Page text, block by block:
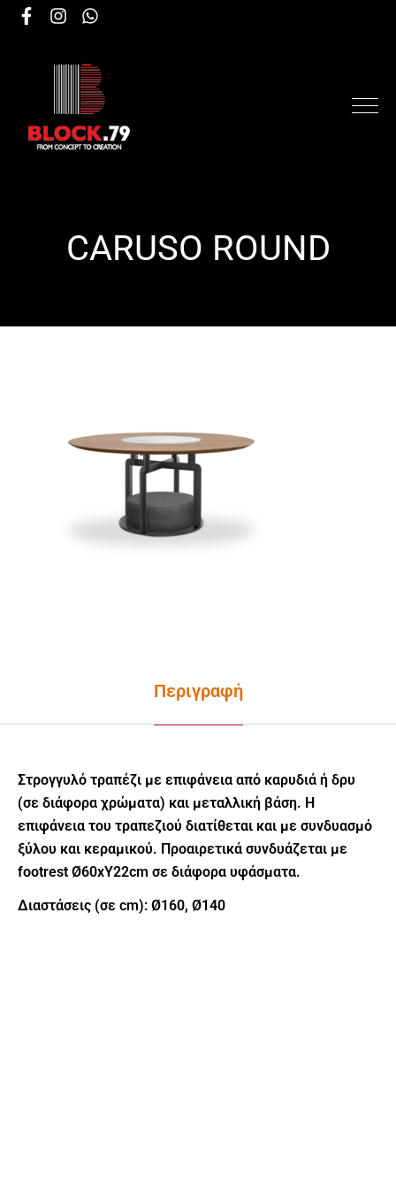
CARUSO ROUND
Περιγραφή
Στρογγυλό τραπέζι με επιφάνεια από καρυδιά ή δρυ
(σε διάφορα χρώματα) και μεταλλική βάση. Η
επιφάνεια του τραπεζιού διατίθεται και με συνδυασμό
ξύλου και κεραμικού. Προαιρετικά συνδυάζεται με
footrest Ø60xY22cm σε διάφορα υφάσματα.
Διαστάσεις (σε cm): Ø160, Ø140